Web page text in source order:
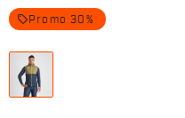
local_offer Promo 30%